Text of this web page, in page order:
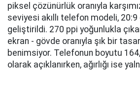
piksel çözünürlük oranıyla
seviyesi akıllı telefon modeli, 20:9
geliştirildi. 270 ppi yoğunlukla
ekran - gövde oranıyla şık bir
benimsiyor. Telefonun boyutu
olarak açıklanırken, ağırlığı ise